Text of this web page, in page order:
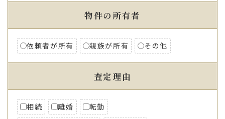
物件の所有者
依頼者が所有 親族が所有 その他
査定理由
相続 離婚 転勤